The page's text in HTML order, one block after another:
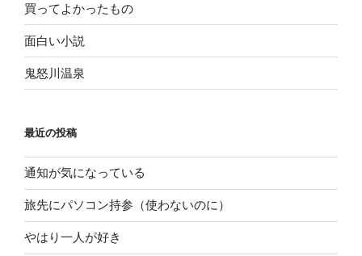
買ってよかったもの
面白い小説
鬼怒川温泉
最近の投稿
通知が気になっている
旅先にパソコン持参（使わないのに）
やはり一人が好き